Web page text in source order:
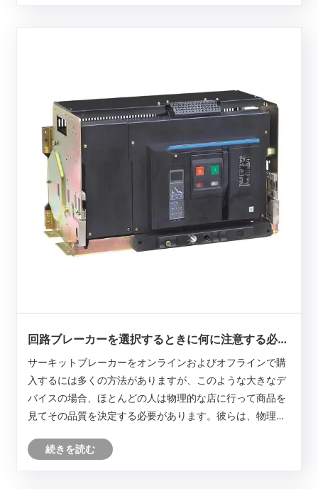
回路ブレーカーを選択するときに何に注意する必要
サーキットブレーカーをオンラインおよびオフラインで購
入するには多くの方法がありますが、このような大きなデ
バイスの場合、ほとんどの人は物理的な店に行って商品を
見てその品質を決定する必要があります。彼らは、物理的
ており、これがここで購入する重要な理由でもあります。
続きを読む